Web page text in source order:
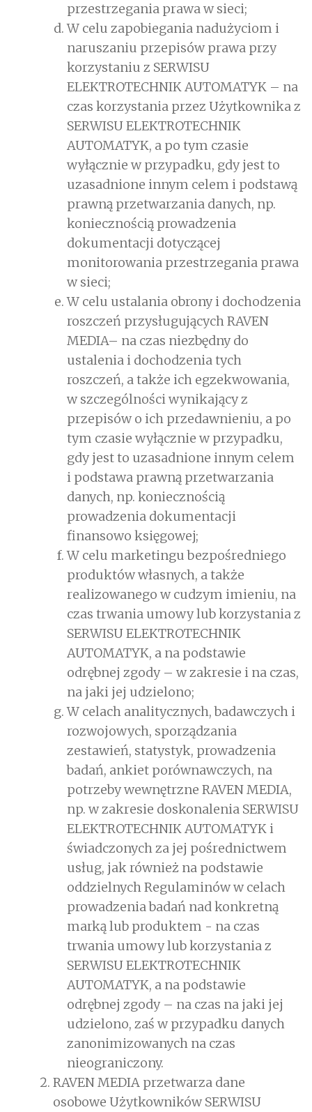
przestrzegania prawa w sieci;
W celu zapobiegania nadużyciom i
naruszaniu przepisów prawa przy
korzystaniu z SERWISU
ELEKTROTECHNIK AUTOMATYK – na
czas korzystania przez Użytkownika z
SERWISU ELEKTROTECHNIK
AUTOMATYK, a po tym czasie
wyłącznie w przypadku, gdy jest to
uzasadnione innym celem i podstawą
prawną przetwarzania danych, np.
koniecznością prowadzenia
dokumentacji dotyczącej
monitorowania przestrzegania prawa
w sieci;
W celu ustalania obrony i dochodzenia
roszczeń przysługujących RAVEN
MEDIA– na czas niezbędny do
ustalenia i dochodzenia tych
roszczeń, a także ich egzekwowania,
w szczególności wynikający z
przepisów o ich przedawnieniu, a po
tym czasie wyłącznie w przypadku,
gdy jest to uzasadnione innym celem
i podstawa prawną przetwarzania
danych, np. koniecznością
prowadzenia dokumentacji
finansowo księgowej;
W celu marketingu bezpośredniego
produktów własnych, a także
realizowanego w cudzym imieniu, na
czas trwania umowy lub korzystania z
SERWISU ELEKTROTECHNIK
AUTOMATYK, a na podstawie
odrębnej zgody – w zakresie i na czas,
na jaki jej udzielono;
W celach analitycznych, badawczych i
rozwojowych, sporządzania
zestawień, statystyk, prowadzenia
badań, ankiet porównawczych, na
potrzeby wewnętrzne RAVEN MEDIA,
np. w zakresie doskonalenia SERWISU
ELEKTROTECHNIK AUTOMATYK i
świadczonych za jej pośrednictwem
usług, jak również na podstawie
oddzielnych Regulaminów w celach
prowadzenia badań nad konkretną
marką lub produktem - na czas
trwania umowy lub korzystania z
SERWISU ELEKTROTECHNIK
AUTOMATYK, a na podstawie
odrębnej zgody – na czas na jaki jej
udzielono, zaś w przypadku danych
zanonimizowanych na czas
nieograniczony.
RAVEN MEDIA przetwarza dane
osobowe Użytkowników SERWISU